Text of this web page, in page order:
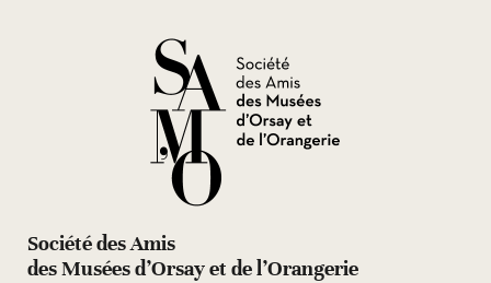
Société des Amis
des Musées d’Orsay et de l’Orangerie